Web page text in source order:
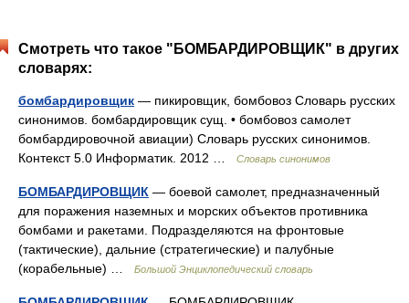
Смотреть что такое "БОМБАРДИРОВЩИК" в других
словарях:
бомбардировщик — пикировщик, бомбовоз Словарь русских
синонимов. бомбардировщик сущ. • бомбовоз самолет
бомбардировочной авиации) Словарь русских синонимов.
Контекст 5.0 Информатик. 2012 …
Словарь синонимов
БОМБАРДИРОВЩИК — боевой самолет, предназначенный
для поражения наземных и морских объектов противника
бомбами и ракетами. Подразделяются на фронтовые
(тактические), дальние (стратегические) и палубные
(корабельные) …
Большой Энциклопедический словарь